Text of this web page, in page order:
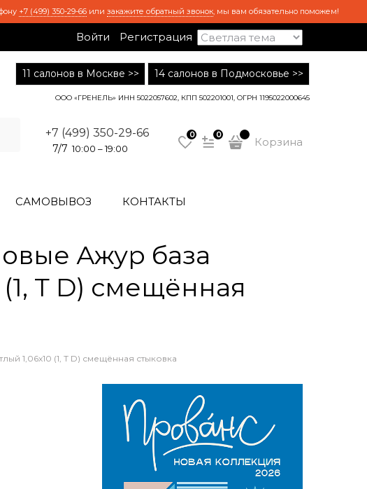
+7 (499) 350-29-66 или закажите обратный звонок, мы вам обязательно поможем!
Войти Регистрация
11 салонов в Москве >> 14 салонов в Подмосковье >>
ООО «ГРЕНЕЛЬ» ИНН 5022057602, КПП 502201001, ОГРН 1195022000645
+7 (499) 350-29-66
7/7 10:00 – 19:00
0 0
Корзина
САМОВЫВОЗ КОНТАКТЫ
Ажур база
Т D) смещённая
1,06х10 (1, Т D) смещённая стыковка